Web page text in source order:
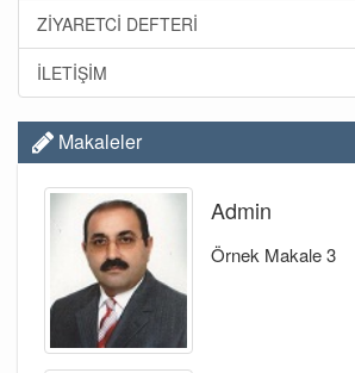
ZİYARETCİ DEFTERİ
İLETİŞİM
Makaleler
Admin
Örnek Makale 3